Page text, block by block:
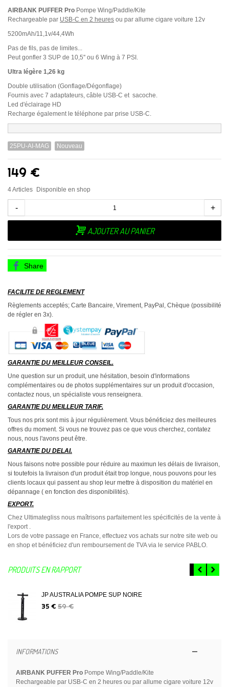
AIRBANK PUFFER Pro Pompe Wing/Paddle/Kite
Rechargeable par USB-C en 2 heures ou par allume cigare voiture 12v
5200mAh/11,1v/44,4Wh
Pas de fils, pas de limites...
Peut gonfler 3 SUP de 10,5'' ou 6 Wing à 7 PSI.
Ultra légère 1,26 kg
Double utilisation (Gonflage/Dégonflage)
Fournis avec 7 adaptateurs, câble USB-C et sacoche.
Led d'éclairage HD
Recharge également le téléphone par prise USB-C.
25PU-AI-MAG Nouveau
149 €
4Articles Disponible en shop
- +
AJOUTER AU PANIER
Share
FACILITE DE REGLEMENT
Règlements acceptés; Carte Bancaire, Virement, PayPal, Chèque (possibilité
de régler en 3x).
GARANTIE DU MEILLEUR CONSEIL.
Une question sur un produit, une hésitation, besoin d'informations
complémentaires ou de photos supplémentaires sur un produit d'occasion,
contactez nous, un spécialiste vous renseignera.
GARANTIE DU MEILLEUR TARIF.
Tous nos prix sont mis à jour régulièrement. Vous bénéficiez des meilleures
offres du moment. Si vous ne trouvez pas ce que vous cherchez, contatez
nous, nous l'avons peut être.
GARANTIE DU DELAI.
Nous faisons notre possible pour réduire au maximun les délais de livraison,
si toutefois la livraison d'un produit était trop longue, nous pouvons pour les
clients locaux qui passent au shop leur mettre à disposition du matériel en
dépannage ( en fonction des disponibilités).
EXPORT.
Chez Ultimategliss nous maîtrisons parfaitement les spécificités de la vente à
l'export .
Lors de votre passage en France, effectuez vos achats sur notre site web ou
en shop et bénéficiez d'un remboursement de TVA via le service PABLO.
PRODUITS EN RAPPORT
JP AUSTRALIA POMPE SUP NOIRE
35 € 59 €
INFORMATIONS
AIRBANK PUFFER ProPompe Wing/Paddle/Kite
Rechargeable par USB-C en 2 heuresou par allume cigare voiture 12v